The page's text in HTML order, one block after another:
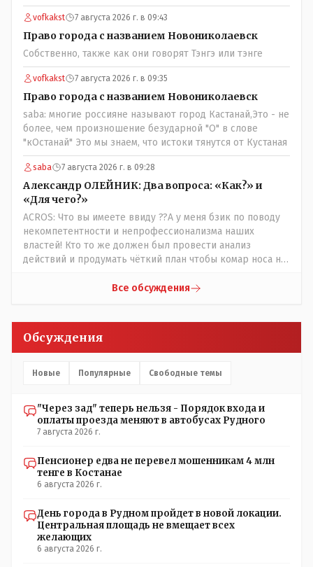
либо платишь сам (у каждой двери есть валидатор),
либо кондуктор подойдет с терминалом. Водитель
разгружен от вопросов оплаты, полностью
сконцентрировавшись на управлении автобусом.
Кондуктор - помимо удобства - несомненно рабочие
места. Сколько людей можно трудоустроить? Но зачем,
когда водитель должен и на дорогу смотреть, и оплату
контролировать , и (в редких случаях оплаты наличкой)
сдачу выдавать. У нас прогресс почему-то идет с
регрессом рука об руку. Любую хорошую задумку
умудряемся похерить(
vofkakst 7 августа 2026 г. в 09:43
Право города с названием Новониколаевск
Собственно, также как они говорят Тэнгэ или тэнге
vofkakst 7 августа 2026 г. в 09:35
Право города с названием Новониколаевск
saba: многие россияне называют город Кастанай,Это - не
более, чем произношение безударной "О" в слове
"кОстанай" Это мы знаем, что истоки тянутся от Кустаная
saba 7 августа 2026 г. в 09:28
Александр ОЛЕЙНИК: Два вопроса: «Как?» и
«Для чего?»
ACROS: Что вы имеете ввиду ??А у меня бзик по поводу
некомпетентности и непрофессионализма наших
властей! Кто то же должен был провести анализ
действий и продумать чёткий план чтобы комар носа не
центре либо кто то из родственников сидит, либо
причинам, просто обстоятельства немного меняются по
сравнению с Назарбаевскими временами, власти
неизвестная в уравнении взаимоотношений власти и
Все обсуждения
Обсуждения
Новые Популярные Свободные темы
"Через зад" теперь нельзя - Порядок входа и
оплаты проезда меняют в автобусах Рудного
7 августа 2026 г.
Пенсионер едва не перевел мошенникам 4 млн
тенге в Костанае
6 августа 2026 г.
День города в Рудном пройдет в новой локации.
Центральная площадь не вмещает всех
желающих
6 августа 2026 г.